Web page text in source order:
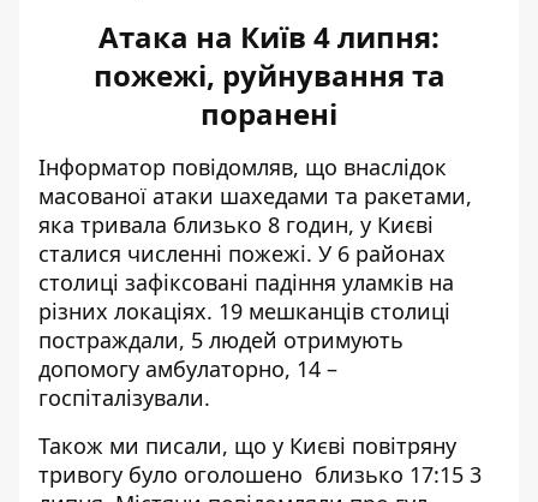
Атака на Київ 4 липня:
пожежі, руйнування та
поранені
Інформатор повідомляв, що внаслідок
масованої атаки шахедами та ракетами,
яка тривала близько 8 годин, у Києві
сталися численні пожежі. У 6 районах
столиці зафіксовані падіння уламків на
різних локаціях. 19 мешканців столиці
постраждали, 5 людей отримують
допомогу амбулаторно, 14 –
госпіталізували.
Також ми писали, що у Києві повітряну
тривогу було оголошено близько 17:15 3